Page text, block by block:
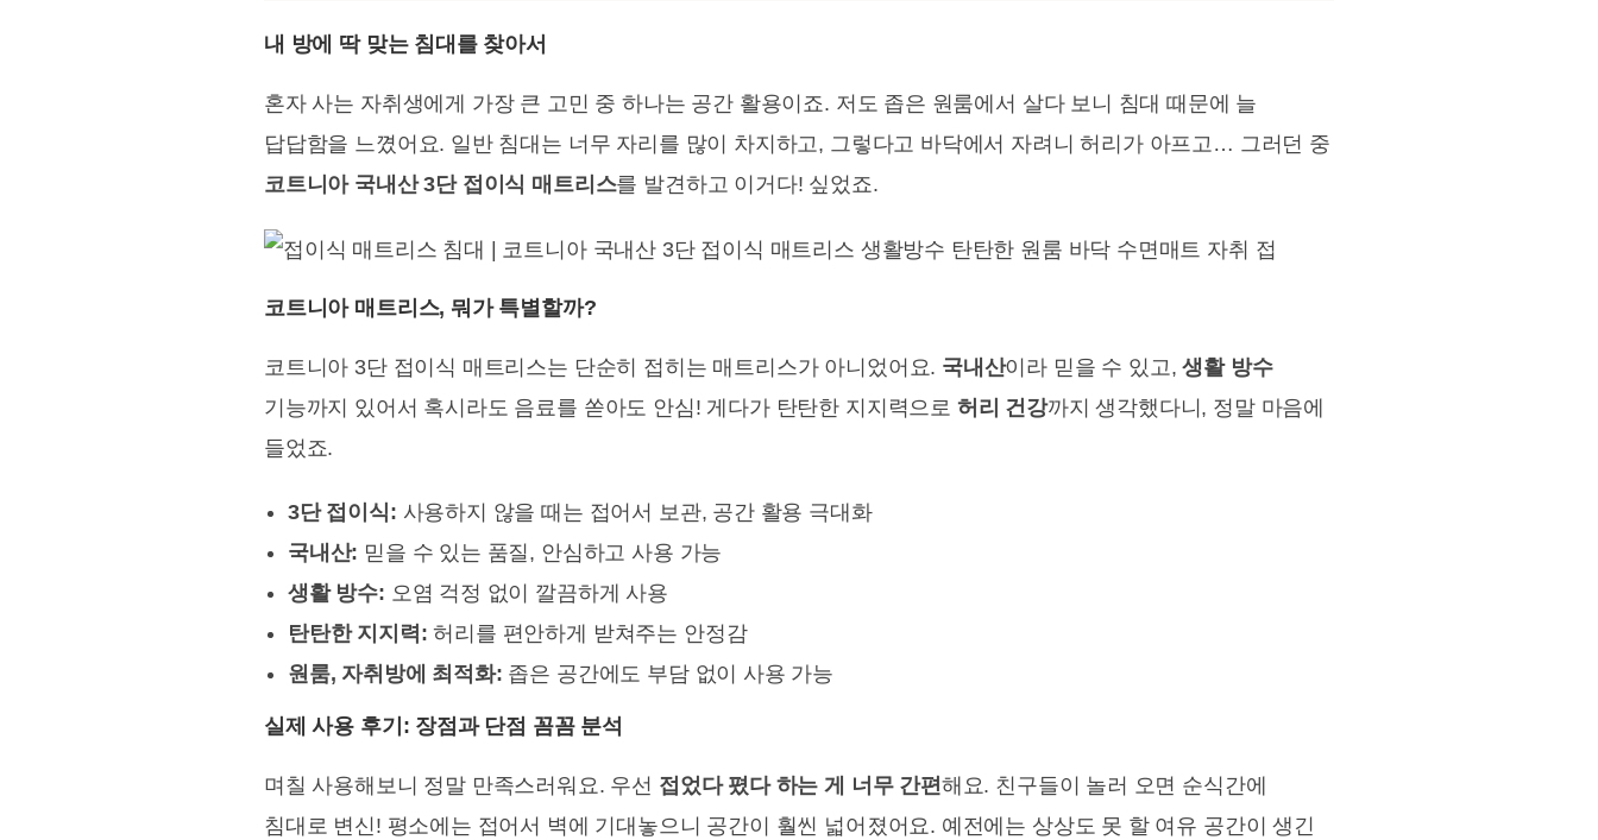
내 방에 딱 맞는 침대를 찾아서
혼자 사는 자취생에게 가장 큰 고민 중 하나는 공간 활용이죠. 저도 좁은 원룸에서 살다 보니 침대 때문에 늘
답답함을 느꼈어요. 일반 침대는 너무 자리를 많이 차지하고, 그렇다고 바닥에서 자려니 허리가 아프고… 그러던 중
코트니아 국내산 3단 접이식 매트리스를 발견하고 이거다! 싶었죠.
코트니아 매트리스, 뭐가 특별할까?
코트니아 3단 접이식 매트리스는 단순히 접히는 매트리스가 아니었어요. 국내산이라 믿을 수 있고,생활 방수
기능까지 있어서 혹시라도 음료를 쏟아도 안심! 게다가 탄탄한 지지력으로 허리 건강까지 생각했다니, 정말 마음에
들었죠.
3단 접이식: 사용하지 않을 때는 접어서 보관, 공간 활용 극대화
국내산: 믿을 수 있는 품질, 안심하고 사용 가능
생활 방수: 오염 걱정 없이 깔끔하게 사용
탄탄한 지지력: 허리를 편안하게 받쳐주는 안정감
원룸, 자취방에 최적화: 좁은 공간에도 부담 없이 사용 가능
실제 사용 후기: 장점과 단점 꼼꼼 분석
며칠 사용해보니 정말 만족스러워요. 우선 접었다 폈다 하는 게 너무 간편해요. 친구들이 놀러 오면 순식간에
침대로 변신! 평소에는 접어서 벽에 기대놓으니 공간이 훨씬 넓어졌어요. 예전에는 상상도 못 할 여유 공간이 생긴